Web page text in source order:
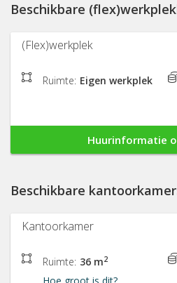
Beschikbare
(Flex)werkplek
Ruimte: Eigen werkplek
Huurinformatie
Beschikbare
Kantoorkamer
Ruimte: 36 m2